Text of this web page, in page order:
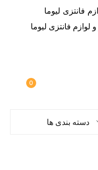
فانتزی لیوما
0
دسته بندی ها